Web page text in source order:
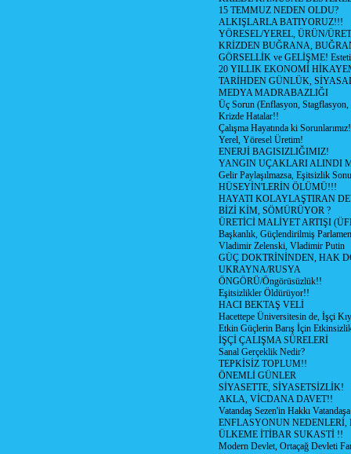
15 TEMMUZ NEDEN OLDU?
ALKIŞLARLA BATIYORUZ!!!
YÖRESEL/YEREL, ÜRÜN/
KRİZDEN BUĞRANA,
GÖRSELLİK ve GELİŞME!
20 YILLIK EKONOMİ
TARİHDEN GÜNLÜK,
MEDYA MADRABAZLIĞI
Üç Sorun (Enflasyon, Stagflasyon,
Krizde Hatalar!!
Çalışma Hayatında ki
Yerel, Yöresel Üretim!
ENERJİ BAGISIZLIĞIMIZ!
YANGIN UÇAKLARI ALINDI
Gelir Paylaşılmazsa, Eşitsizlik
HÜSEYİN'LERİN ÖLÜMÜ!!!
HAYATI KOLAYLAŞTIRAN
BİZİ KİM, SÖMÜRÜYOR ?
ÜRETİCİ MALİYET ARTIŞI
Başkanlık, Güçlendirilmiş
Vladimir Zelenski, Vladimir Putin
GÜÇ DOKTRİNİNDEN, HAK
UKRAYNA/RUSYA
ÖNGÖRÜ/Öngörüsüzlük!!
Eşitsizlikler Öldürüyor!!
HACI BEKTAŞ VELİ
Hacettepe Üniversitesin de, İşçi
Etkin Güçlerin Barış İçin
İŞÇİ ÇALIŞMA SÜRELERİ
Sanal Gerçeklik Nedir?
TEPKİSİZ TOPLUM!!
ÖNEMLİ GÜNLER
SİYASETTE, SİYASETSİZLİK!
AKLA, VİCDANA DAVET!!
Vatandaş Sezen'in Hakkı
ENFLASYONUN NEDENLERİ,
ÜLKEME İTİBAR SUKASTİ !!
Modern Devlet, Ortaçağ Devleti